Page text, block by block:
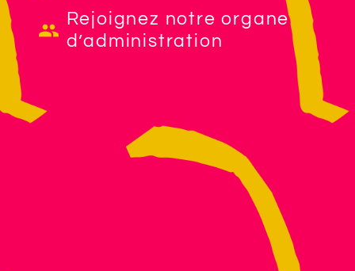
Rejoignez notre organe
d’administration